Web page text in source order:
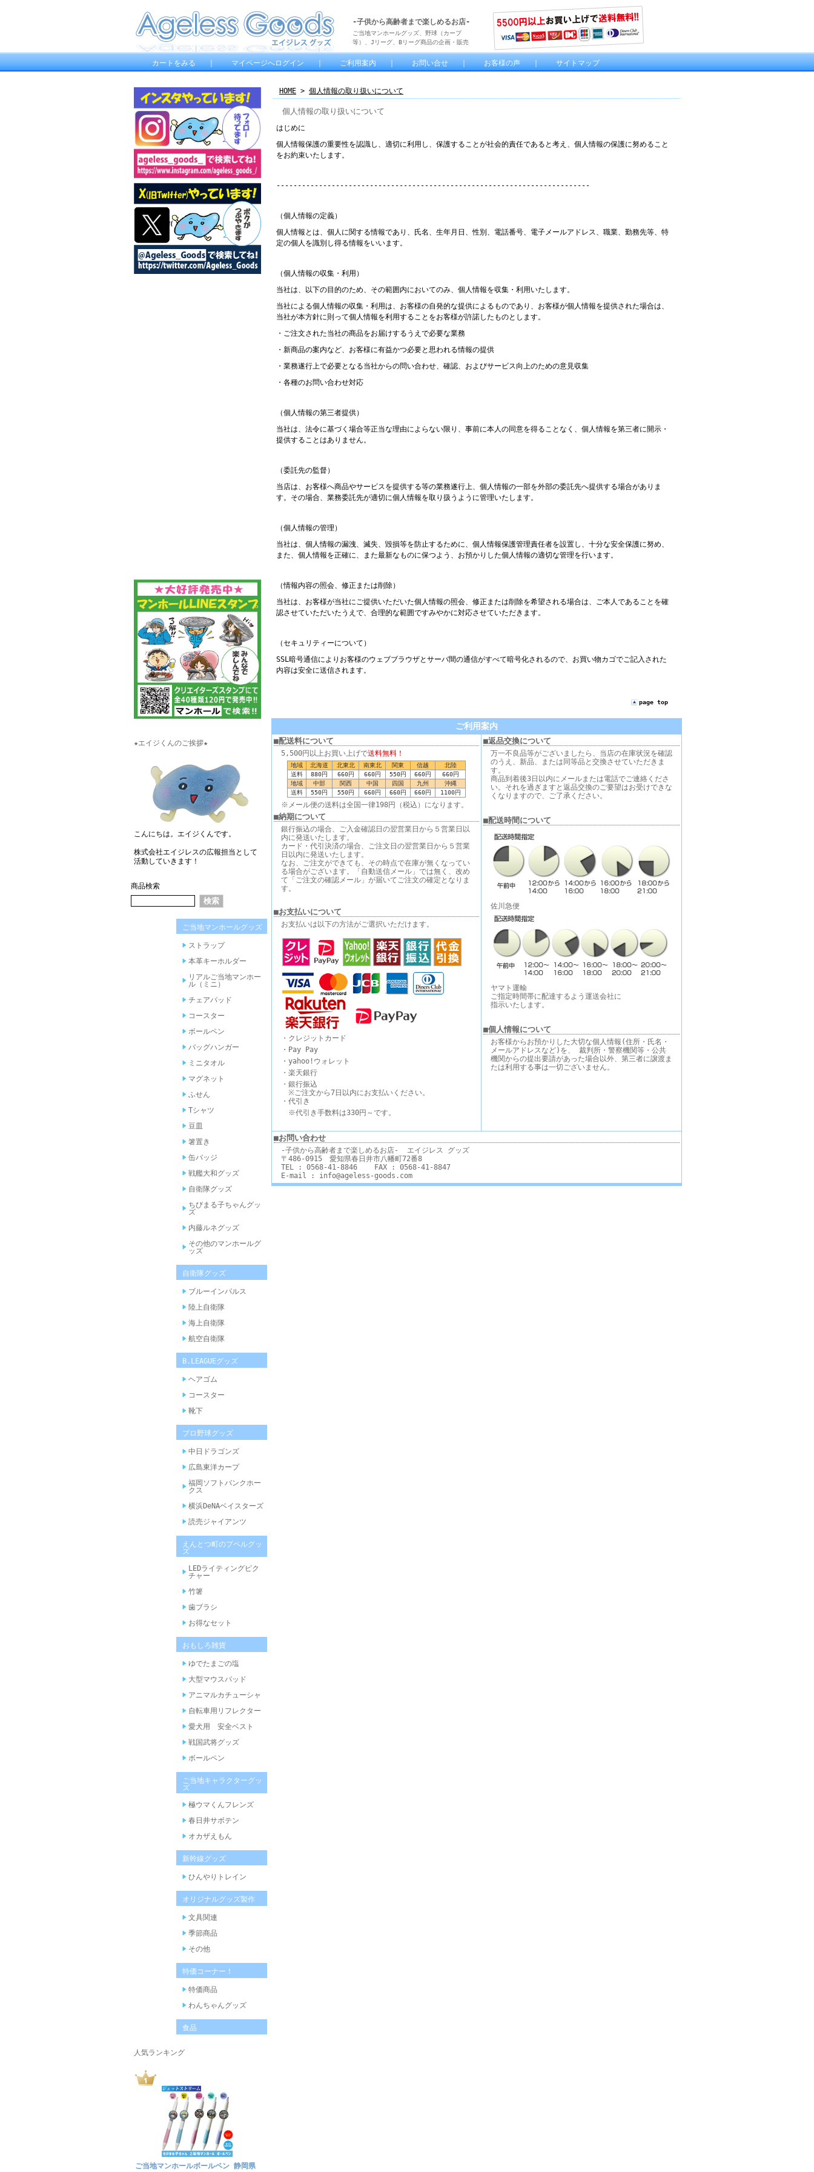
-子供から高齢者まで楽しめるお店-
ご当地マンホールグッズ、野球（カープ
等）、Jリーグ、Bリーグ商品の企画・販売
カートをみる ｜ マイページへログイン ｜ ご利用案内 ｜ お問い合せ ｜ お客様の声 ｜ サイトマップ
★エイジくんのご挨拶★
こんにちは。エイジくんです。
株式会社エイジレスの広報担当として
活動していきます！
商品検索
ご当地マンホールグッズ
ストラップ
本革キーホルダー
リアルご当地マンホー
ル（ミニ）
チェアパッド
コースター
ボールペン
バッグハンガー
ミニタオル
マグネット
ふせん
Tシャツ
豆皿
箸置き
缶バッジ
戦艦大和グッズ
自衛隊グッズ
ちびまる子ちゃんグッ
ズ
内藤ルネグッズ
その他のマンホールグ
ッズ
自衛隊グッズ
ブルーインパルス
陸上自衛隊
海上自衛隊
航空自衛隊
B.LEAGUEグッズ
ヘアゴム
コースター
靴下
プロ野球グッズ
中日ドラゴンズ
広島東洋カープ
福岡ソフトバンクホー
クス
横浜DeNAベイスターズ
読売ジャイアンツ
えんとつ町のプペルグッ
ズ
LEDライティングピク
チャー
竹箸
歯ブラシ
お得なセット
おもしろ雑貨
ゆでたまごの塩
大型マウスパッド
アニマルカチューシャ
自転車用リフレクター
愛犬用 安全ベスト
戦国武将グッズ
ボールペン
ご当地キャラクターグッ
ズ
極ウマくんフレンズ
春日井サボテン
オカザえもん
新幹線グッズ
ひんやりトレイン
オリジナルグッズ製作
文具関連
季節商品
その他
特価コーナー！
特価商品
わんちゃんグッズ
食品
人気ランキング
ご当地マンホールボールペン 静岡県
HOME > 個人情報の取り扱いについて
個人情報の取り扱いについて
はじめに
個人情報保護の重要性を認識し、適切に利用し、保護することが社会的責任であると考え、個人情報の保護に努めること
をお約束いたします。
--------------------------------------------------------------------------
（個人情報の定義）
個人情報とは、個人に関する情報であり、氏名、生年月日、性別、電話番号、電子メールアドレス、職業、勤務先等、特
定の個人を識別し得る情報をいいます。
（個人情報の収集・利用）
当社は、以下の目的のため、その範囲内においてのみ、個人情報を収集・利用いたします。
当社による個人情報の収集・利用は、お客様の自発的な提供によるものであり、お客様が個人情報を提供された場合は、
当社が本方針に則って個人情報を利用することをお客様が許諾したものとします。
・ご注文された当社の商品をお届けするうえで必要な業務
・新商品の案内など、お客様に有益かつ必要と思われる情報の提供
・業務遂行上で必要となる当社からの問い合わせ、確認、およびサービス向上のための意見収集
・各種のお問い合わせ対応
（個人情報の第三者提供）
当社は、法令に基づく場合等正当な理由によらない限り、事前に本人の同意を得ることなく、個人情報を第三者に開示・
提供することはありません。
（委託先の監督）
当店は、お客様へ商品やサービスを提供する等の業務遂行上、個人情報の一部を外部の委託先へ提供する場合がありま
す。その場合、業務委託先が適切に個人情報を取り扱うように管理いたします。
（個人情報の管理）
当社は、個人情報の漏洩、滅失、毀損等を防止するために、個人情報保護管理責任者を設置し、十分な安全保護に努め、
また、個人情報を正確に、また最新なものに保つよう、お預かりした個人情報の適切な管理を行います。
（情報内容の照会、修正または削除）
当社は、お客様が当社にご提供いただいた個人情報の照会、修正または削除を希望される場合は、ご本人であることを確
認させていただいたうえで、合理的な範囲ですみやかに対応させていただきます。
（セキュリティーについて）
SSL暗号通信によりお客様のウェブブラウザとサーバ間の通信がすべて暗号化されるので、お買い物カゴでご記入された
内容は安全に送信されます。
page top
ご利用案内
■配送料について
5,500円以上お買い上げで送料無料！
地域 北海道 北東北 南東北 関東 信越
北陸
送料
880円 660円 660円 550円 660円
660円
地域
中部 関西 中国 四国 九州
沖縄
送料
550円 550円 660円 660円 660円 1100円
※メール便の送料は全国一律198円（税込）になります。
■納期について
銀行振込の場合、ご入金確認日の翌営業日から５営業日以
内に発送いたします。
カード・代引決済の場合、ご注文日の翌営業日から５営業
日以内に発送いたします。
なお、ご注文ができても、その時点で在庫が無くなってい
る場合がございます。「自動送信メール」では無く、改め
て「ご注文の確認メール」が届いてご注文の確定となりま
す。
■お支払いについて
お支払いは以下の方法がご選択いただけます。
・クレジットカード
・Pay Pay
・yahoo!ウォレット
・楽天銀行
・銀行振込
※ご注文から7日以内にお支払いください。
・代引き
※代引き手数料は330円～です。
■返品交換について
万一不良品等がございましたら、当店の在庫状況を確認
のうえ、新品、または同等品と交換させていただきま
す。
商品到着後3日以内にメールまたは電話でご連絡くださ
い。それを過ぎますと返品交換のご要望はお受けできな
くなりますので、ご了承ください。
■配送時間について
佐川急便
ヤマト運輸
ご指定時間帯に配達するよう運送会社に
指示いたします。
■個人情報について
お客様からお預かりした大切な個人情報(住所・氏名・
メールアドレスなど)を、 裁判所・警察機関等・公共
機関からの提出要請があった場合以外、第三者に譲渡ま
たは利用する事は一切ございません。
■お問い合わせ
-子供から高齢者まで楽しめるお店- エイジレス グッズ
〒486-0915 愛知県春日井市八幡町72番8
TEL : 0568-41-8846 FAX : 0568-41-8847
E-mail : info@ageless-goods.com